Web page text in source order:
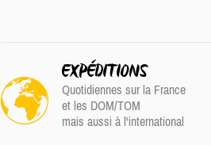
EXPÉDITIONS
Quotidiennes sur la France
et les DOM/TOM
mais aussi à l'international